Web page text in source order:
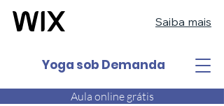
Saiba mais